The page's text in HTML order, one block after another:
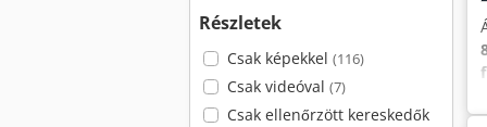
Részletek
Csak képekkel (116)
Csak videóval (7)
Csak ellenőrzött kereskedők